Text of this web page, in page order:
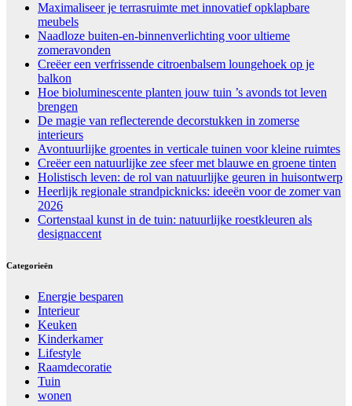
Maximaliseer je terrasruimte met innovatief opklapbare
meubels
Naadloze buiten-en-binnenverlichting voor ultieme
zomeravonden
Creëer een verfrissende citroenbalsem loungehoek op je
balkon
Hoe bioluminescente planten jouw tuin ’s avonds tot leven
brengen
De magie van reflecterende decorstukken in zomerse
interieurs
Avontuurlijke groentes in verticale tuinen voor kleine ruimtes
Creëer een natuurlijke zee sfeer met blauwe en groene tinten
Holistisch leven: de rol van natuurlijke geuren in huisontwerp
Heerlijk regionale strandpicknicks: ideeën voor de zomer van
2026
Cortenstaal kunst in de tuin: natuurlijke roestkleuren als
designaccent
Categorieën
Energie besparen
Interieur
Keuken
Kinderkamer
Lifestyle
Raamdecoratie
Tuin
wonen